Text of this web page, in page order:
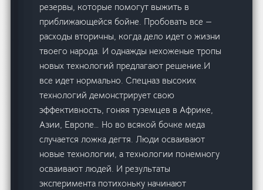
резервы, которые помогут выжить в
приближающейся бойне. Пробовать все —
расходы вторичны, когда дело идет о жизни
твоего народа. И однажды нехоженые тропы
новых технологий предлагают решение.И
все идет нормально. Спецназ высоких
технологий демонстрирует свою
эффективность, гоняя туземцев в Африке,
Азии, Европе… Но во всякой бочке меда
случается ложка дегтя. Люди осваивают
новые технологии, а технологии понемногу
осваивают людей. И результаты
эксперимента потихоньку начинают